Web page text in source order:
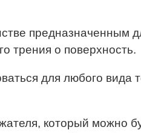
предназначенным
трения о поверхность.
для любого
который можно